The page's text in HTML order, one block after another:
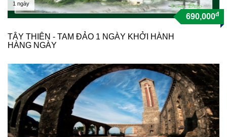
1 ngày
690,000đ
TÂY THIÊN - TAM ĐẢO 1 NGÀY KHỞI HÀNH
HÀNG NGÀY